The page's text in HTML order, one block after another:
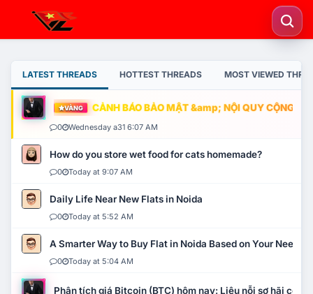
LATEST THREADS HOTTEST THREADS MOST VIEWED
VÀNG CẢNH BÁO BẢO MẬT &amp; NỘI QUY CỘNG
0 Wednesday a31 6:07 AM
How do you store wet food for cats homemade?
0 Today at 9:07 AM
Daily Life Near New Flats in Noida
0 Today at 5:52 AM
A Smarter Way to Buy Flat in Noida Based on Your Needs
0 Today at 5:04 AM
Phân tích giá Bitcoin (BTC) hôm nay: Liệu nỗi sợ hãi có